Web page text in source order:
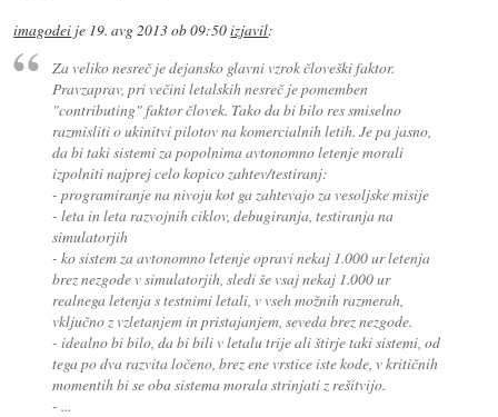
imagodei je 19. avg 2013 ob 09:50izjavil:
Za veliko nesreč je dejansko glavni vzrok človeški faktor.
Pravzaprav, pri večini letalskih nesreč je pomemben
"contributing" faktor človek. Tako da bi bilo res smiselno
razmisliti o ukinitvi pilotov na komercialnih letih. Je pa jasno,
da bi taki sistemi za popolnima avtonomno letenje morali
izpolniti najprej celo kopico zahtev/testiranj:
- programiranje na nivoju kot ga zahtevajo za vesoljske misije
- leta in leta razvojnih ciklov, debugiranja, testiranja na
simulatorjih
- ko sistem za avtonomno letenje opravi nekaj 1.000 ur letenja
brez nezgode v simulatorjih, sledi še vsaj nekaj 1.000 ur
realnega letenja s testnimi letali, v vseh možnih razmerah,
vključno z vzletanjem in pristajanjem, seveda brez nezgode.
- idealno bi bilo, da bi bili v letalu trije ali štirje taki sistemi, od
tega po dva razvita ločeno, brez ene vrstice iste kode, v kritičnih
momentih bi se oba sistema morala strinjati z rešitvijo.
- ...